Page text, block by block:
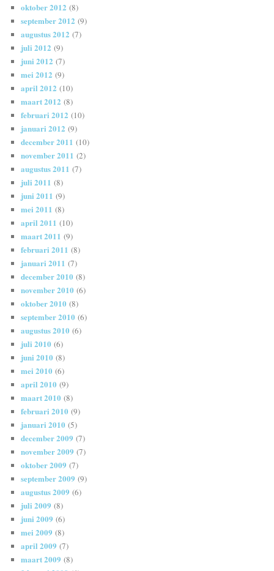
oktober 2012 (8)
september 2012 (9)
augustus 2012 (7)
juli 2012 (9)
juni 2012 (7)
mei 2012 (9)
april 2012 (10)
maart 2012 (8)
februari 2012 (10)
januari 2012 (9)
december 2011 (10)
november 2011 (2)
augustus 2011 (7)
juli 2011 (8)
juni 2011 (9)
mei 2011 (8)
april 2011 (10)
maart 2011 (9)
februari 2011 (8)
januari 2011 (7)
december 2010 (8)
november 2010 (6)
oktober 2010 (8)
september 2010 (6)
augustus 2010 (6)
juli 2010 (6)
juni 2010 (8)
mei 2010 (6)
april 2010 (9)
maart 2010 (8)
februari 2010 (9)
januari 2010 (5)
december 2009 (7)
november 2009 (7)
oktober 2009 (7)
september 2009 (9)
augustus 2009 (6)
juli 2009 (8)
juni 2009 (6)
mei 2009 (8)
april 2009 (7)
maart 2009 (8)